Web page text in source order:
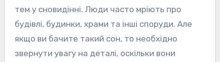
тем у сновидінні. Люди часто мріють про
будівлі, будинки, храми та інші споруди. Але
якщо ви бачите такий сон, то необхідно
звернути увагу на деталі, оскільки вони